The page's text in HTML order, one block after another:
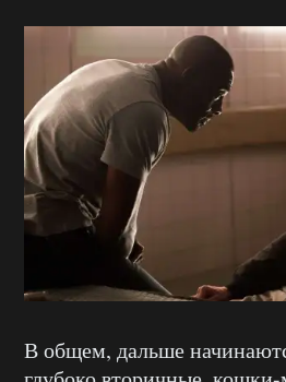
В общем, дальше